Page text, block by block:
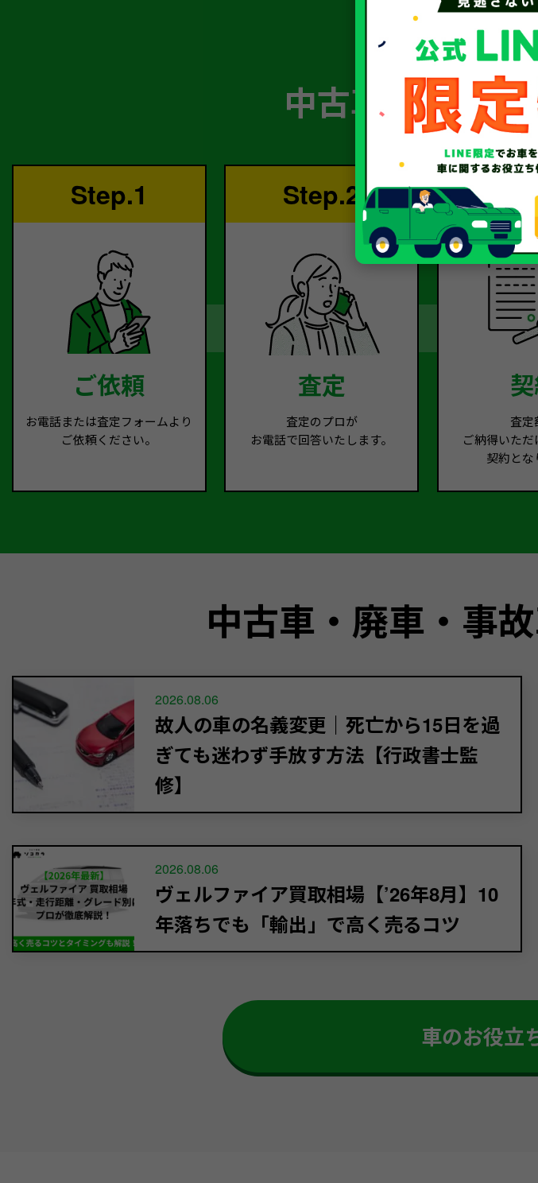
簡単 5
中古車・廃車・
Step.1
ご依頼
お電話または査定フォームより
ご依頼ください。
Step.2
査定
査定のプロが
お電話で回答いたします。
査定
ご納得いただ
契約とな
中古車・廃車・事
2026.08.06
故人の車の名義変更｜死亡から15日を過
ぎても迷わず手放す方法【行政書士監
修】
2026.08.06
ヴェルファイア買取相場【’26年8月】10
年落ちでも「輸出」で高く売るコツ
車のお役立